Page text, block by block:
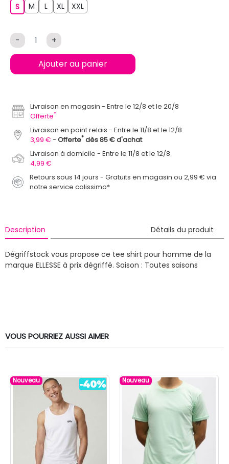
SS M L XL XXL
- +
Ajouter au panier
Livraison en magasin
Entre le 12/8 et le 20/8
Offerte*
Livraison en point relais
Entre le 11/8 et le 12/8
3,99 €
Offerte* dès 85 € d'achat
Livraison à domicile
Entre le 11/8 et le 12/8
4,99 €
Retours sous 14 jours - Gratuits en magasin ou 2,99 € via
notre service colissimo*
Description Détails du produit
Dégriffstock vous propose ce tee shirt pour homme de la
marque ELLESSE à prix dégriffé. Saison : Toutes saisons
VOUS POURRIEZ AUSSI AIMER
Nouveau Nouveau